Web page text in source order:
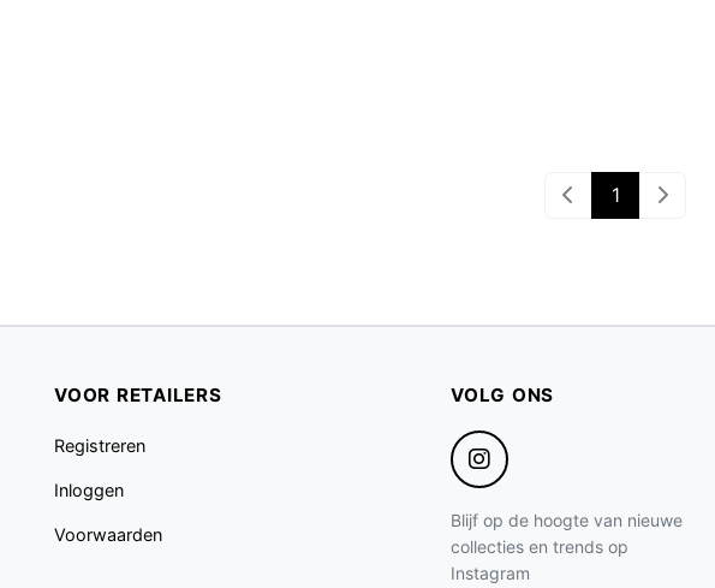
1
VOOR RETAILERS
Registreren
Inloggen
Voorwaarden
VOLG ONS
Blijf op de hoogte van nieuwe
collecties en trends op
Instagram